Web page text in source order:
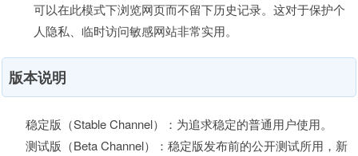
可以在此模式下浏览网页而不留下历史记录。这对于保护个
人隐私、临时访问敏感网站非常实用。
版本说明
稳定版（Stable Channel）：为追求稳定的普通用户使用。
测试版（Beta Channel）：稳定版发布前的公开测试所用，新